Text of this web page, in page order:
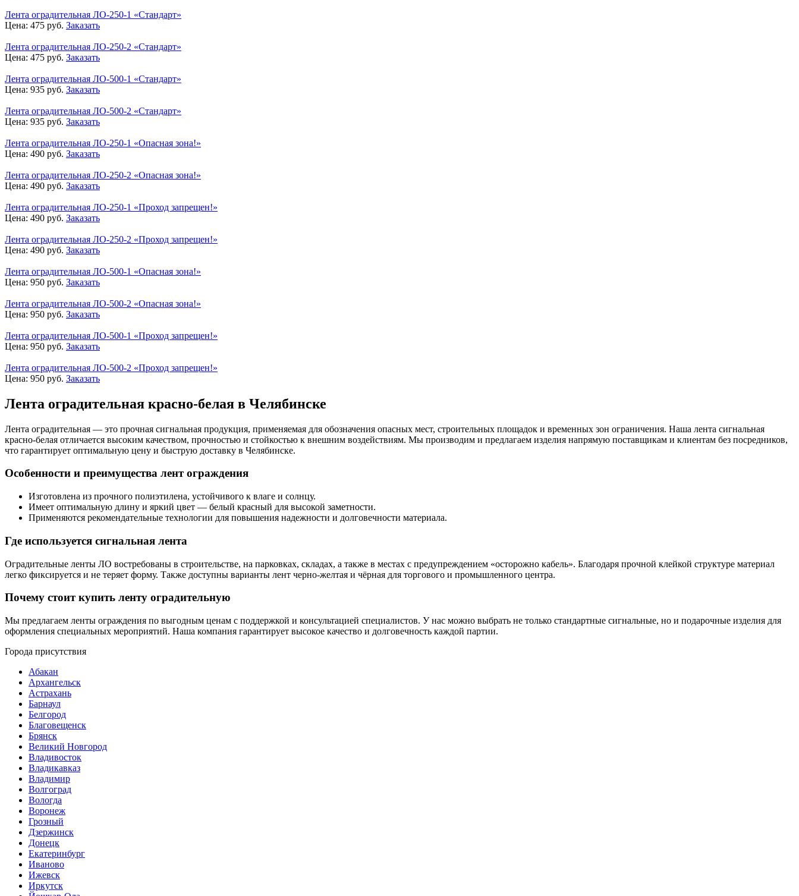
Лента оградительная ЛО-250-1 «Стандарт»
Цена: 475 руб. Заказать
Лента оградительная ЛО-250-2 «Стандарт»
Цена: 475 руб. Заказать
Лента оградительная ЛО-500-1 «Стандарт»
Цена: 935 руб. Заказать
Лента оградительная ЛО-500-2 «Стандарт»
Цена: 935 руб. Заказать
Лента оградительная ЛО-250-1 «Опасная зона!»
Цена: 490 руб. Заказать
Лента оградительная ЛО-250-2 «Опасная зона!»
Цена: 490 руб. Заказать
Лента оградительная ЛО-250-1 «Проход запрещен!»
Цена: 490 руб. Заказать
Лента оградительная ЛО-250-2 «Проход запрещен!»
Цена: 490 руб. Заказать
Лента оградительная ЛО-500-1 «Опасная зона!»
Цена: 950 руб. Заказать
Лента оградительная ЛО-500-2 «Опасная зона!»
Цена: 950 руб. Заказать
Лента оградительная ЛО-500-1 «Проход запрещен!»
Цена: 950 руб. Заказать
Лента оградительная ЛО-500-2 «Проход запрещен!»
Цена: 950 руб. Заказать
Лента оградительная красно-белая в Челябинске
Лента оградительная — это прочная сигнальная продукция, применяемая для обозначения опасных мест, строительных площадок и временных зон ограничения. Наша лента сигнальная
красно-белая отличается высоким качеством, прочностью и стойкостью к внешним воздействиям. Мы производим и предлагаем изделия напрямую поставщикам и клиентам без посредников,
что гарантирует оптимальную цену и быструю доставку в Челябинске.
Особенности и преимущества лент ограждения
Изготовлена из прочного полиэтилена, устойчивого к влаге и солнцу.
Имеет оптимальную длину и яркий цвет — белый красный для высокой заметности.
Применяются рекомендательные технологии для повышения надежности и долговечности материала.
Где используется сигнальная лента
Оградительные ленты ЛО востребованы в строительстве, на парковках, складах, а также в местах с предупреждением «осторожно кабель». Благодаря прочной клейкой структуре материал
легко фиксируется и не теряет форму. Также доступны варианты лент черно-желтая и чёрная для торгового и промышленного центра.
Почему стоит купить ленту оградительную
Мы предлагаем ленты ограждения по выгодным ценам с поддержкой и консультацией специалистов. У нас можно выбрать не только стандартные сигнальные, но и подарочные изделия для
оформления специальных мероприятий. Наша компания гарантирует высокое качество и долговечность каждой партии.
Города присутствия
Абакан
Архангельск
Астрахань
Барнаул
Белгород
Благовещенск
Брянск
Великий Новгород
Владивосток
Владикавказ
Владимир
Волгоград
Вологда
Воронеж
Грозный
Дзержинск
Донецк
Екатеринбург
Иваново
Ижевск
Иркутск